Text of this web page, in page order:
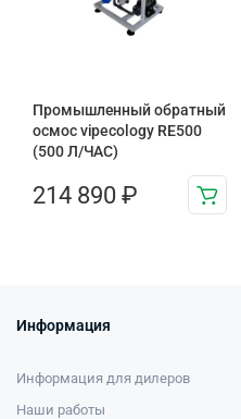
Промышленный обратный
осмос vipecology RE500
(500 Л/ЧАС)
214 890 ₽
Информация
Информация для дилеров
Наши работы